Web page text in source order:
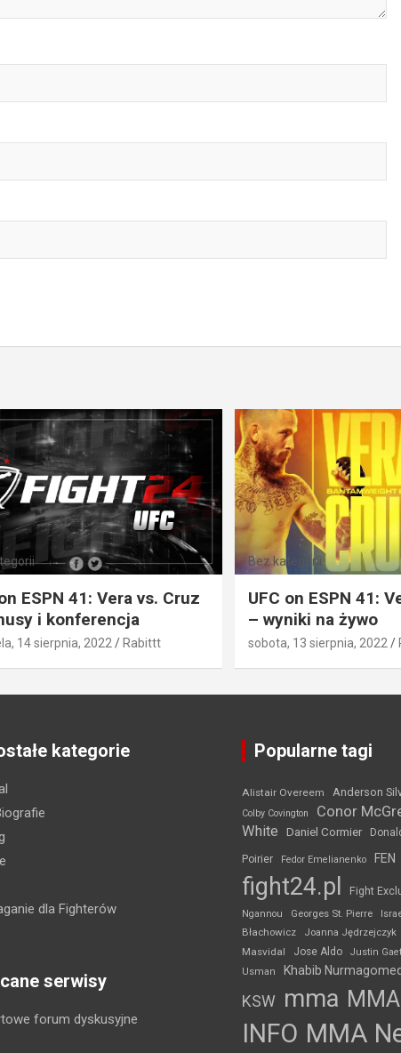
ESPN 41: Vera vs. Cruz
i konferencja
14 sierpnia, 2022 Rabittt
Bez kategorii
UFC on ESPN 41:
– wyniki na żywo
sobota, 13 sierpnia, 2022
kategorie
dla Fighterów
serwisy
forum dyskusyjne
Popularne tagi
Alistair Overeem Anderson
Colby Covington Conor
White
Daniel Cormier
Poirier Fedor Emelianenko FEN
fight24.pl Fight
Ngannou
Georges St. Pierre
Błachowicz
Joanna Jędrzejczyk
Masvidal
Jose Aldo Justin
Usman
Khabib
KSW mma MMA
INFO MMA